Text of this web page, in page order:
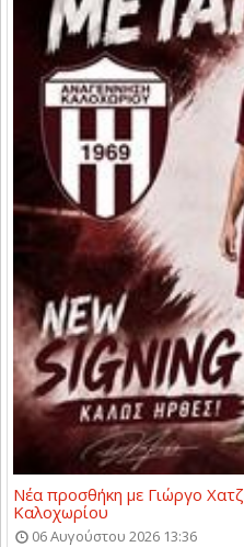
Νέα προσθήκη με Γιώργο
Καλοχωρίου
06 Αυγούστου 2026 13:36